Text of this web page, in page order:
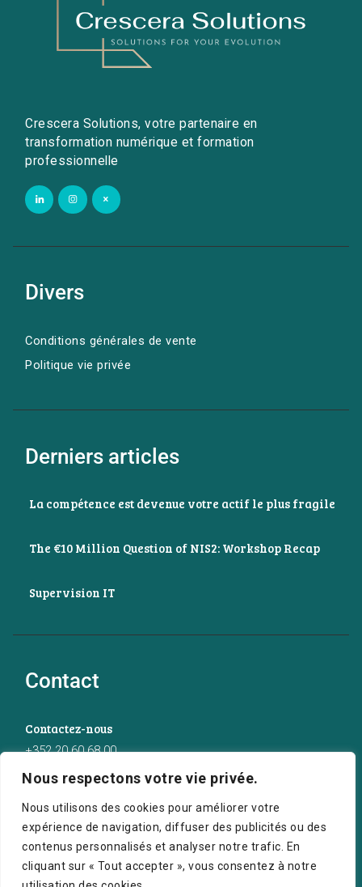
Nous respectons votre vie privée.
Nous utilisons des cookies pour améliorer votre
expérience de navigation, diffuser des publicités ou des
contenus personnalisés et analyser notre trafic. En
cliquant sur « Tout accepter », vous consentez à notre
Crescera Solutions, votre partenaire en
transformation numérique et formation
professionnelle
Divers
Conditions générales de vente
Politique vie privée
Derniers articles
La compétence est devenue votre actif le plus fragile
The €10 Million Question of NIS2: Workshop Recap
Supervision IT
Contact
Contactez-nous
+352 20 60 68 00
info@crescerasolutions.com
50 route d’Esch (2ème étage), Luxembourg